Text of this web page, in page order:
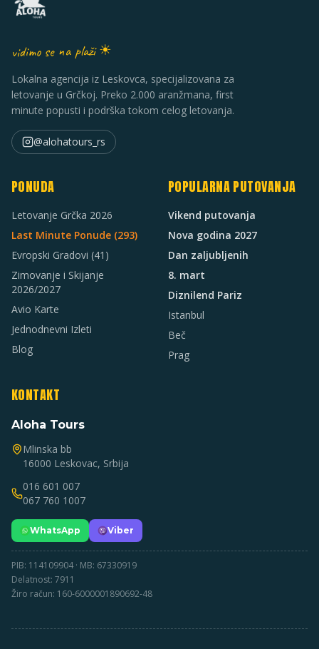
vidimo se na plaži ☀
Lokalna agencija iz Leskovca, specijalizovana za
letovanje u Grčkoj. Preko 2.000 aranžmana, first
minute popusti i podrška tokom celog letovanja.
@alohatours_rs
PONUDA
Letovanje Grčka 2026
Last Minute Ponude (293)
Evropski Gradovi (41)
Zimovanje i Skijanje
2026/2027
Avio Karte
Jednodnevni Izleti
Blog
POPULARNA PUTOVANJA
Vikend putovanja
Nova godina 2027
Dan zaljubljenih
8. mart
Diznilend Pariz
Istanbul
Beč
Prag
KONTAKT
Aloha Tours
Mlinska bb
16000 Leskovac, Srbija
016 601 007
067 760 1007
WhatsApp Viber
PIB: 114109904 · MB: 67330919
Delatnost: 7911
Žiro račun: 160-6000001890692-48